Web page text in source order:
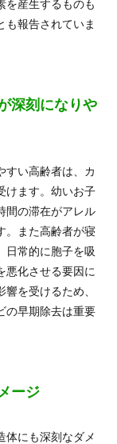
を産生するものも
も報告されていま
深刻になりや
すい高齢者は、カ
けます。幼いお子
間の滞在がアレル
。また高齢者が寝
日常的に胞子を吸
悪化させる要因に
を受けるため、
の早期除去は重要
ージ
体にも深刻なダメ